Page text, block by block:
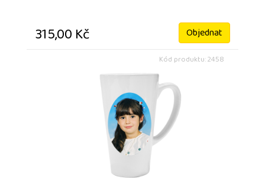
315,00 Kč Objednat
Kód produktu: 2458